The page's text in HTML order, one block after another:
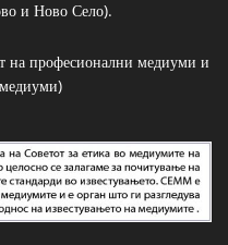
и Ново Село).
на професионални медиуми и